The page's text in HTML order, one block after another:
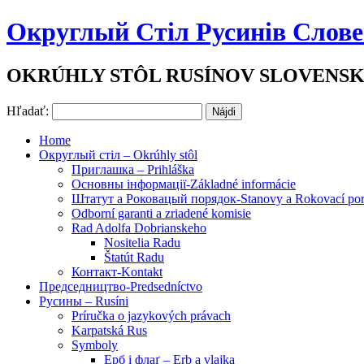
Округлый Стіл Русинів
OKRÚHLY STÔL RUSÍNOV
Hľadať:
Home
Округлый стіл – Okrúhly stôl
Приглашка – Prihláška
Основны інформації-Základné informácie
Штатут a Роковацый порядок-Stanovy a Rokovací
Odborní garanti a zriadené komisie
Rad Adolfa Dobrianskeho
Nositelia Radu
Štatút Radu
Контакт-Kontakt
Председництво-Predsedníctvo
Русины – Rusíni
Príručka o jazykových právach
Karpatská Rus
Symboly
Ерб і флаґ – Erb a vlajka